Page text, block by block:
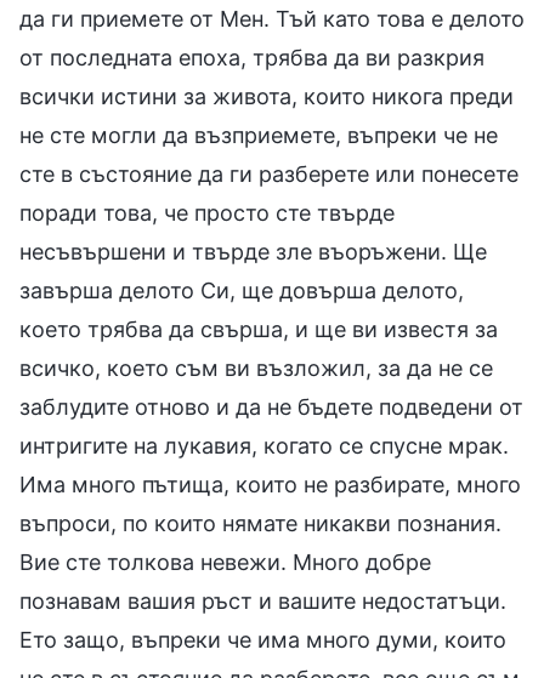
да ги приемете от Мен. Тъй като това е делото
от последната епоха, трябва да ви разкрия
всички истини за живота, които никога преди
не сте могли да възприемете, въпреки че не
сте в състояние да ги разберете или понесете
поради това, че просто сте твърде
несъвършени и твърде зле въоръжени. Ще
завърша делото Си, ще довърша делото,
което трябва да свърша, и ще ви известя за
всичко, което съм ви възложил, за да не се
заблудите отново и да не бъдете подведени от
интригите на лукавия, когато се спусне мрак.
Има много пътища, които не разбирате, много
въпроси, по които нямате никакви познания.
Вие сте толкова невежи. Много добре
познавам вашия ръст и вашите недостатъци.
Ето защо, въпреки че има много думи, които